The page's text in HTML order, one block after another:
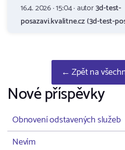
16.4. 2026 · 15:04 · autor3d-test-
posazavi.kvalitne.cz (3d-test-
← Zpět na
Nové příspěvky
Obnovení odstavených služeb
Nevím